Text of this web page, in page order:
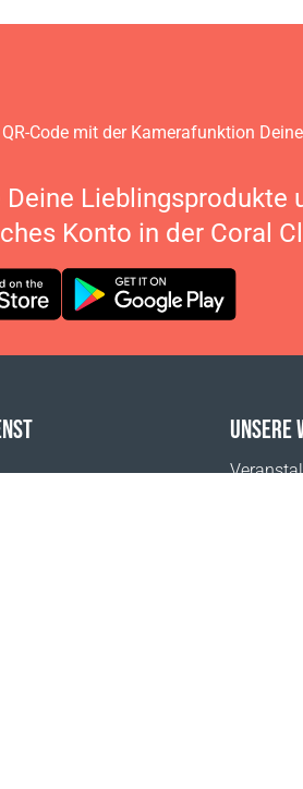
Code mit der Kamerafunktion
Deine Lieblingsprodukte
Konto in der Coral
UNSERE